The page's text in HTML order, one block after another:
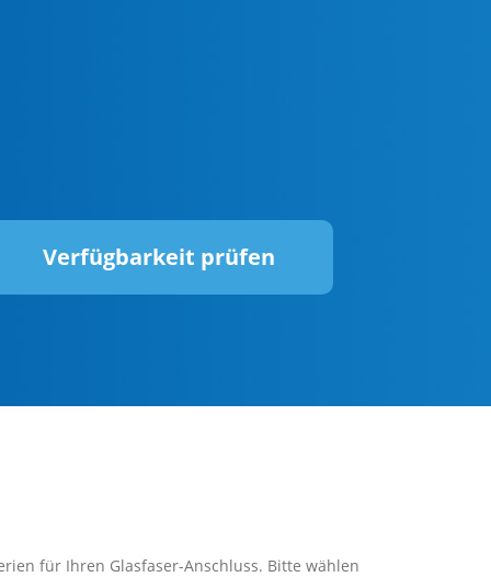
Verfügbarkeit prüfen
für Ihren Glasfaser-Anschluss. Bitte wählen